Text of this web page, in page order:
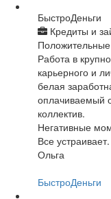
БыстроДеньги
Кредиты и
Работа в
карьерного и
белая
оплачиваемый
коллектив.
Негативные
Все устраивает.
Ольга
БыстроДеньги